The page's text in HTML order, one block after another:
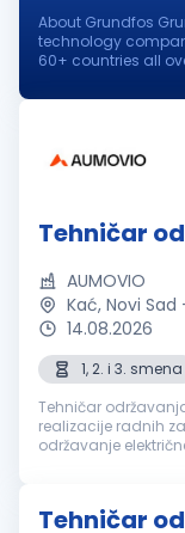
About Grundfos
technology
60+ countries all
challenges and
Tehničar
AUMOVIO
Kać, Novi Sad
14.08.2026
1, 2. i 3. smena
Tehničar održavanja Opis posla: Raspoređivanje i
realizacije radnih
održavanje
Tehničar